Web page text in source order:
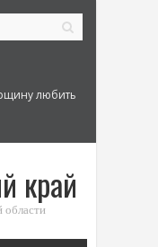
любить
край
области